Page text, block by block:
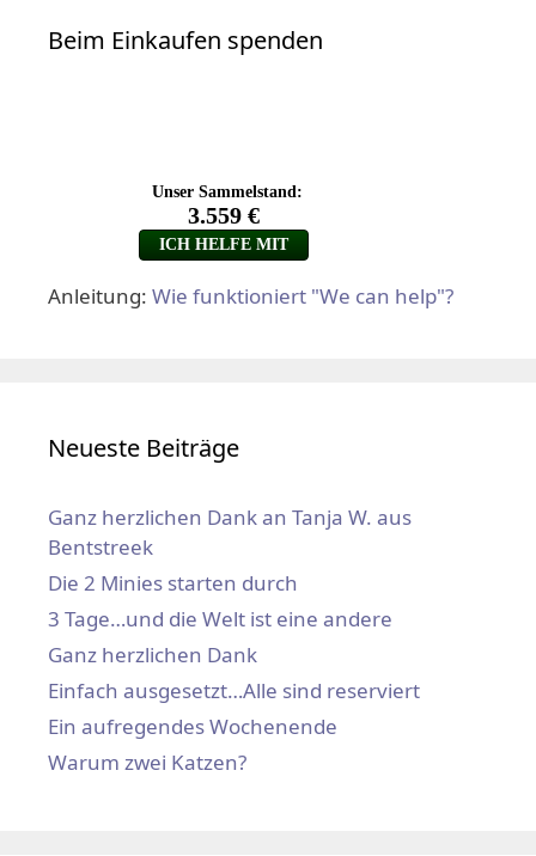
Beim Einkaufen spenden
Anleitung: Wie funktioniert "We can help"?
Neueste Beiträge
Ganz herzlichen Dank an Tanja W. aus
Bentstreek
Die 2 Minies starten durch
3 Tage…und die Welt ist eine andere
Ganz herzlichen Dank
Einfach ausgesetzt…Alle sind reserviert
Ein aufregendes Wochenende
Warum zwei Katzen?